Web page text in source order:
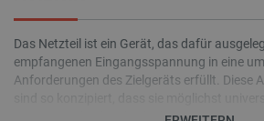
Das Netzteil ist ein Gerät, das dafür
empfangenen Eingangsspannung in eine
Anforderungen des Zielgeräts erfüllt. Diese
Parametern) oder als ideale